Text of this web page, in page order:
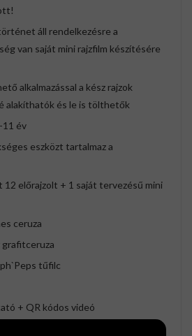
áll rendelkezésre a
van saját mini rajzfilm készítésére
alkalmazással a kész rajzok
alakíthatók és le is tölthetők
11 év
eszközt tartalmaz a
12 előrajzolt + 1 saját tervezésű mini
ceruza
grafitceruza
tűfilc
+ QR kódos videó